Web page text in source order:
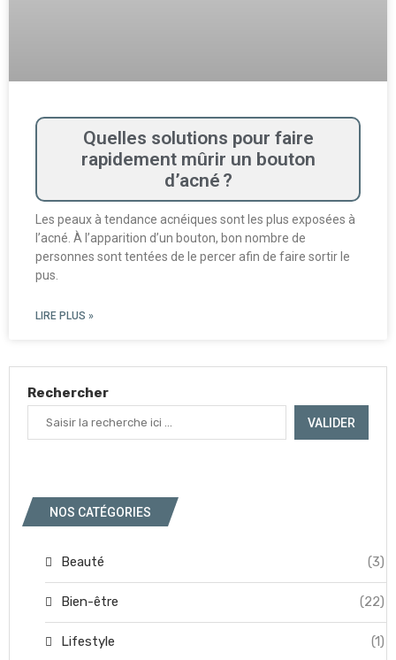
Quelles solutions pour faire
rapidement mûrir un bouton
d’acné ?
Les peaux à tendance acnéiques sont les plus exposées à
l’acné. À l’apparition d’un bouton, bon nombre de
personnes sont tentées de le percer afin de faire sortir le
pus.
LIRE PLUS »
Rechercher
VALIDER
NOS CATÉGORIES
Beauté (3)
Bien-être (22)
Lifestyle (1)